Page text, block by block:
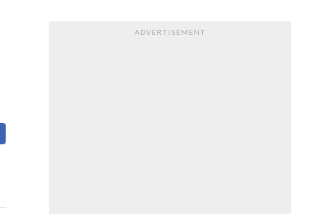
ADVERTISEMENT